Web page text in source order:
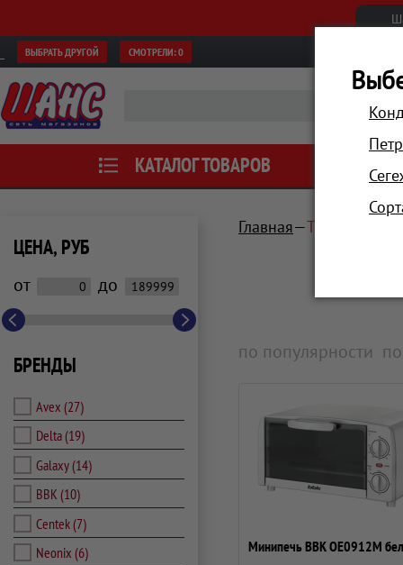
ВЫБРАТЬ ДРУГОЙ СМОТРЕЛИ:0
КАТАЛОГ ТОВАРОВ АКЦИИ
ЦЕНА, РУБ
от до
БРЕНДЫ
Avex (27)
Delta(19)
Galaxy(14)
BBK (10)
Centek(7)
Neonix (6)
Главная Техника для
по популярности
Минипечь BBK OE0912M